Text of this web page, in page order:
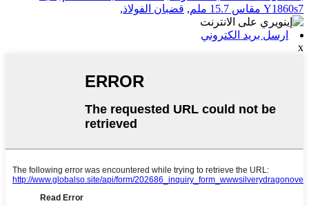
Y1860s7 مقاس 15.7 ملم
, قضبان الفولاذ,
ارسل بريد الكتروني
x